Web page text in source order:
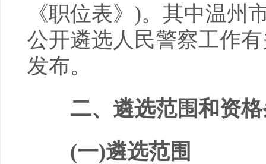
《职位表》)。其中温州
公开遴选人民警察工作
发布。
二、遴选范围和资
(一)遴选范围